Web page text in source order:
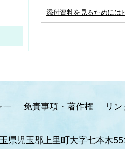
添付資料を見るためには
ー 免責事項・著作権 リ
県児玉郡上里町大字七本木